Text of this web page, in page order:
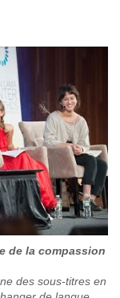
de la compassion
des sous-titres en